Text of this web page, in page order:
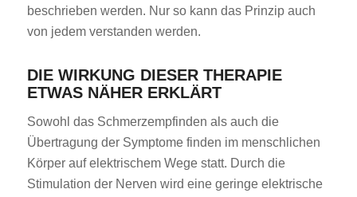
beschrieben werden. Nur so kann das Prinzip auch
von jedem verstanden werden.
DIE WIRKUNG DIESER THERAPIE
ETWAS NÄHER ERKLÄRT
Sowohl das Schmerzempfinden als auch die
Übertragung der Symptome finden im menschlichen
Körper auf elektrischem Wege statt. Durch die
Stimulation der Nerven wird eine geringe elektrische